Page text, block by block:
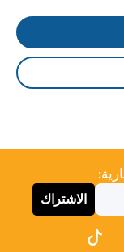
الاشتراك